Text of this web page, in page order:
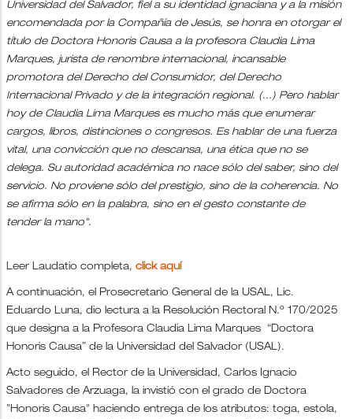
Universidad del Salvador, fiel a su identidad ignaciana y a la misión
encomendada por la Compañía de Jesús, se honra en otorgar el
título de Doctora Honoris Causa a la profesora Claudia Lima
Marques, jurista de renombre internacional, incansable
promotora del Derecho del Consumidor, del Derecho
Internacional Privado y de la integración regional. (...) Pero hablar
hoy de Claudia Lima Marques es mucho más que enumerar
cargos, libros, distinciones o congresos. Es hablar de una fuerza
vital, una convicción que no descansa, una ética que no se
delega. Su autoridad académica no nace sólo del saber, sino del
servicio. No proviene sólo del prestigio, sino de la coherencia. No
se afirma sólo en la palabra, sino en el gesto constante de
tender la mano".
Leer Laudatio completa, click aquí
A continuación, el Prosecretario General de la USAL, Lic.
Eduardo Luna, dio lectura a la Resolución Rectoral N.º 170/2025
que designa a la Profesora Claudia Lima Marques “Doctora
Honoris Causa” de la Universidad del Salvador (USAL).
Acto seguido, el Rector de la Universidad, Carlos Ignacio
Salvadores de Arzuaga, la invistió con el grado de Doctora
"Honoris Causa" haciendo entrega de los atributos: toga, estola,